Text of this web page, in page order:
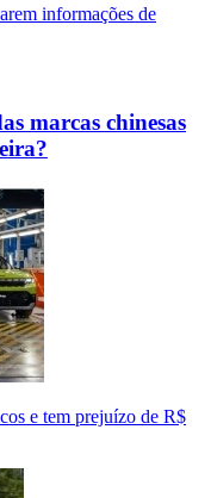
informações de
marcas chinesas
e tem prejuízo de R$